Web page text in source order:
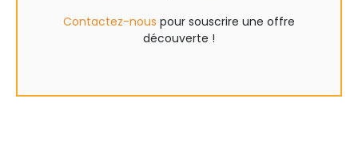
Contactez-nous pour souscrire une offre
découverte !